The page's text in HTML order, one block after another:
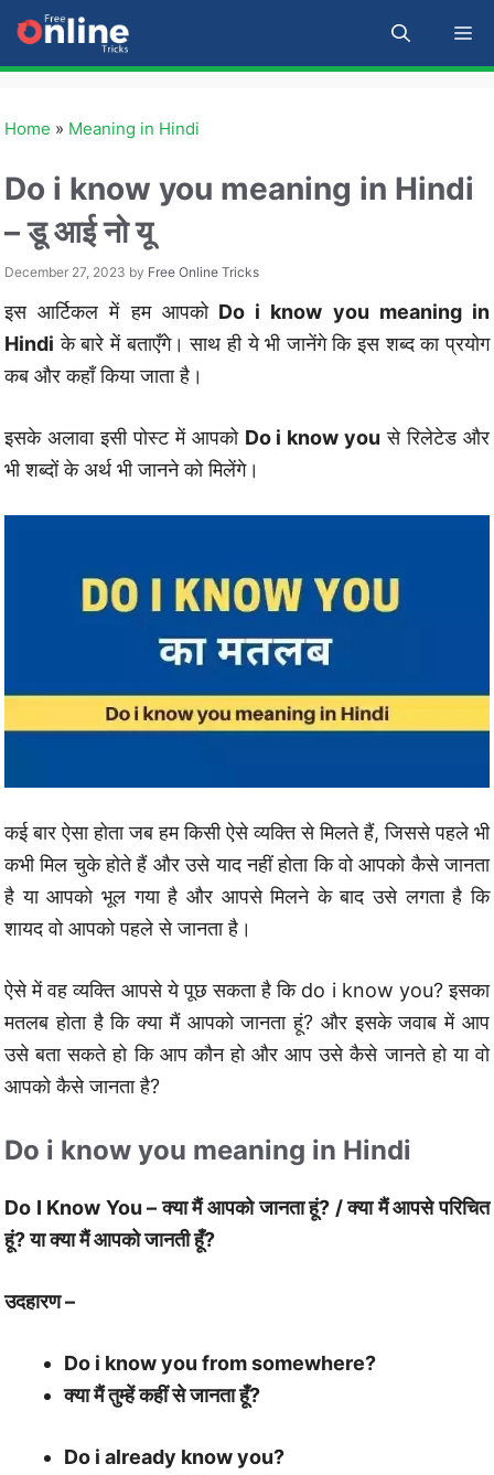
Skip
content
Home » Meaning in Hindi
Do i know you meaning in Hindi
– डू आई नो यू
December 27, 2023 by Free Online Tricks
इस आर्टिकल में हम आपकोDo i know you meaning in
Hindi के बारे में बताएँगे। साथ ही ये भी जानेंगे कि इस शब्द का प्रयोग
कब और कहाँ किया जाता है।
इसके अलावा इसी पोस्ट में आपको Do i know you से रिलेटेड और
भी शब्दों के अर्थ भी जानने को मिलेंगे।
कई बार ऐसा होता जब हम किसी ऐसे व्यक्ति से मिलते हैं, जिससे पहले भी
कभी मिल चुके होते हैं और उसे याद नहीं होता कि वो आपको कैसे जानता
है या आपको भूल गया है और आपसे मिलने के बाद उसे लगता है कि
शायद वो आपको पहले से जानता है।
ऐसे में वह व्यक्ति आपसे ये पूछ सकता है कि do i know you? इसका
मतलब होता है कि क्या मैं आपको जानता हूं? और इसके जवाब में आप
उसे बता सकते हो कि आप कौन हो और आप उसे कैसे जानते हो या वो
आपको कैसे जानता है?
Do i know you meaning in Hindi
Do I Know You – क्या मैं आपको जानता हूं? / क्या मैं आपसे परिचित
हूं?या क्या मैं आपको जानती हूँ?
उदहारण –
Do i know you from somewhere?
क्या मैं तुम्हें कहीं से जानता हूँ?
Do i already know you?